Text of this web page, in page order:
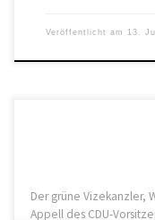
Veröffentlicht am 13.
Der grüne Vizekanzler,
Appell des CDU-